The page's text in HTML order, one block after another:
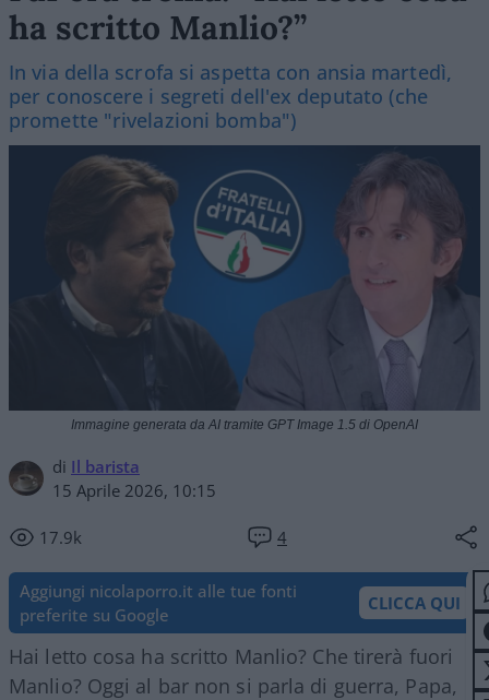
ha scritto Manlio?”
In via della scrofa si aspetta con ansia martedì,
per conoscere i segreti dell'ex deputato (che
promette "rivelazioni bomba")
di Il barista
15 Aprile 2026, 10:15
17.9k 4
Immagine generata da AI tramite GPT Image 1.5 di OpenAI
Aggiungi nicolaporro.it alle tue fonti
preferite su Google
CLICCA QUI
Hai letto cosa ha scritto Manlio? Che tirerà fuori
Manlio? Oggi al bar non si parla di guerra, Papa,